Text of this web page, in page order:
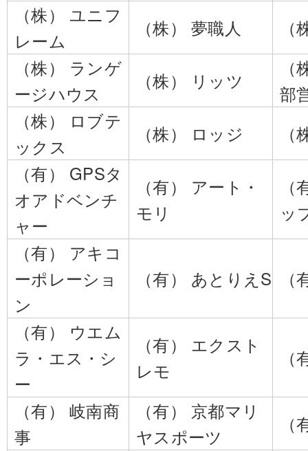
（株） ユニフ
レーム
（株） 夢職人
（株） ランゲ
ージハウス
（株） リッツ
部
（株） ロブテ
ックス
（株） ロッジ
（有） GPSタ
オアドベンチ
ャー
（有） アート・
モリ
ッ
（有） アキコ
ーポレーショ
ン
（有） あとりえS
（有） ウエム
ラ・エス・シ
ー
（有） エクスト
レモ
（有） 岐南商
事
（有） 京都マリ
ヤスポーツ